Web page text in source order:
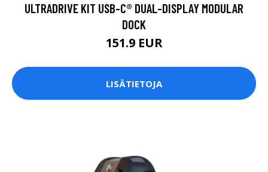
ULTRADRIVE KIT USB-C® DUAL-DISPLAY MODULAR
DOCK
151.9 EUR
LISÄTIETOJA